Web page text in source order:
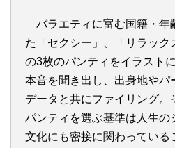
バラエティに富む国籍・年
た「セクシー」、「リラック
の3枚のパンティをイラスト
本音を聞き出し、出身地やパ
データと共にファイリング。
パンティを選ぶ基準は人生の
文化にも密接に関わっている